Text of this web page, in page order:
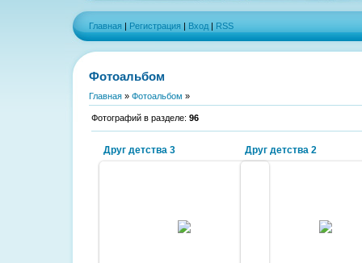
Главная | Регистрация | Вход | RSS
Фотоальбом
Главная » Фотоальбом »
Фотографий в разделе: 96
Друг детства 3
Независимости в д/с "Болашақ"
Друг детства 2
Независимости в д/с